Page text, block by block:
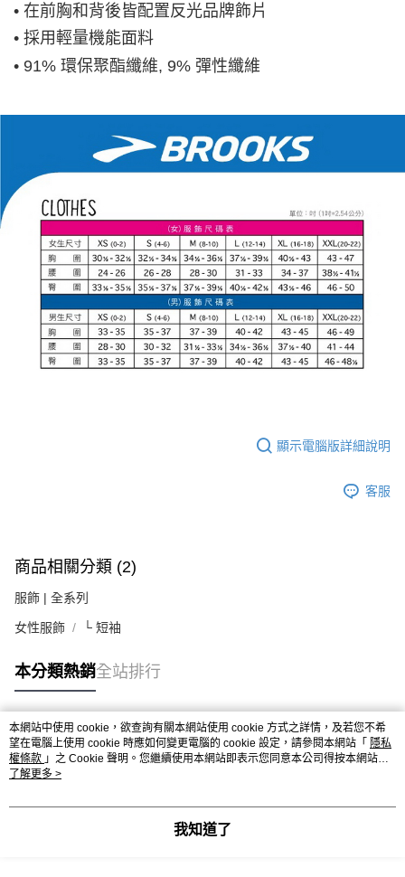
• 在前胸和背後皆配置反光品牌飾片
• 採用輕量機能面料
• 91% 環保聚酯纖維, 9% 彈性纖維
顯示電腦版詳細說明
客服
商品相關分類 (2)
服飾 | 全系列
女性服飾 └ 短袖
本分類熱銷全站排行
熱門標籤
本網站中使用 cookie，欲查詢有關本網站使用 cookie 方式之詳情，及若您不希
望在電腦上使用 cookie 時應如何變更電腦的 cookie 設定，請參閱本網站「 隱私
權條款 」之 Cookie 聲明。您繼續使用本網站即表示您同意本公司得按本網站使
用條款之 Cookie 聲明使用 cookie。
了解更多 >
我知道了